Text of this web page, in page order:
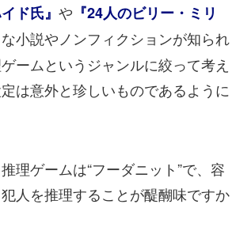
ド氏』 や 『24人のビリー・ミリ
小説やノンフィクションが知られ
ームというジャンルに絞って考え
は意外と珍しいものであるように
理ゲームは“フーダニット”で、容
人を推理することが醍醐味ですか